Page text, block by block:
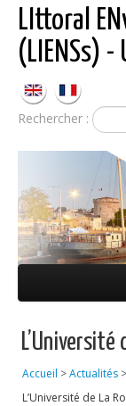
LIttoral
(LIENSs) -
Rechercher :
Équipes
Réseaux
L’Université
Accueil >Actualités >
L’Université de La